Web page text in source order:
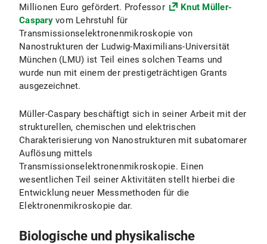
Millionen Euro gefördert. Professor
Knut Müller-
Casparyvom Lehrstuhl für
Transmissionselektronenmikroskopie von
Nanostrukturen der Ludwig-Maximilians-Universität
München (LMU) ist Teil eines solchen Teams und
wurde nun mit einem der prestigeträchtigen Grants
ausgezeichnet.
Müller-Caspary beschäftigt sich in seiner Arbeit mit der
strukturellen, chemischen und elektrischen
Charakterisierung von Nanostrukturen mit subatomarer
Auflösung mittels
Transmissionselektronenmikroskopie. Einen
wesentlichen Teil seiner Aktivitäten stellt hierbei die
Entwicklung neuer Messmethoden für die
Elektronenmikroskopie dar.
Biologische und physikalische